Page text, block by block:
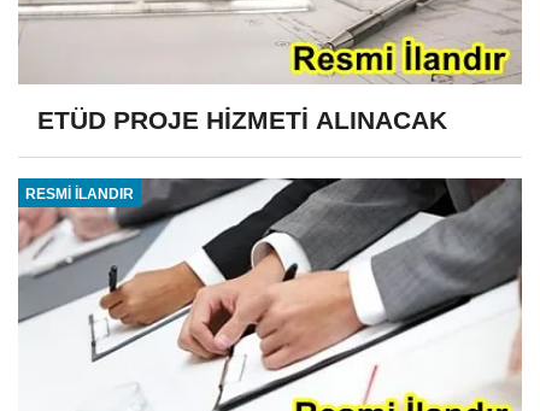
ETÜD PROJE HİZMETİ ALINACAK
RESMİ İLANDIR